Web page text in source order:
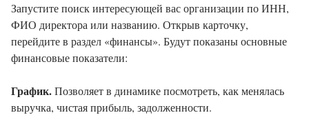
Запустите поиск интересующей вас организации по ИНН,
ФИО директора или названию. Открыв карточку,
перейдите в раздел «финансы». Будут показаны основные
финансовые показатели:
График.Позволяет в динамике посмотреть, как менялась
выручка, чистая прибыль, задолженности.